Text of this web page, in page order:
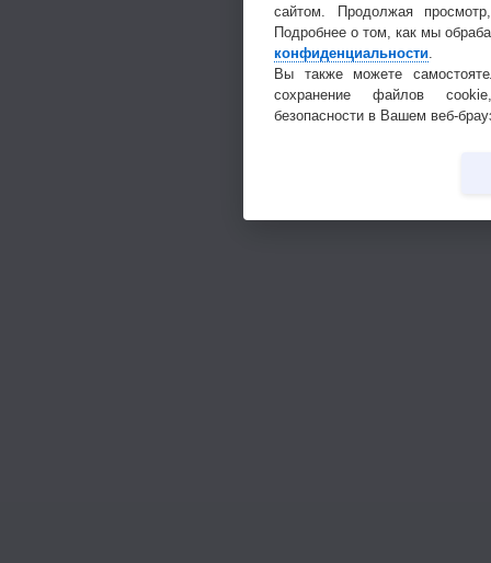
сайтом. Продолжая
Подробнее о том, как мы
конфиденциальности
Вы также можете
сохранение файлов
безопасности в Вашем веб-